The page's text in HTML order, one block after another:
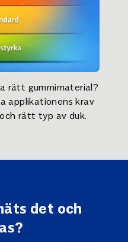
rätt gummimaterial?
applikationens krav
rätt typ av duk.
det och